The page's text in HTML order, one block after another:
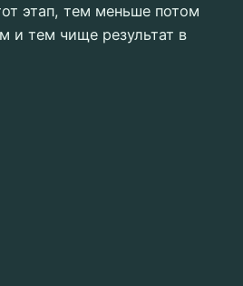
этап, тем меньше потом
и тем чище результат в